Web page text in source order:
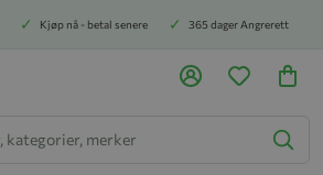
Kjøp nå - betal senere 365 dager Angrerett